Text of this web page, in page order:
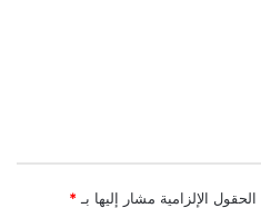
الحقول الإلزامية مشار إليها بـ *